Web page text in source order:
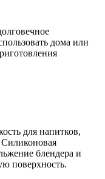
дома или
для напитков,
Силиконовая
блендера и
поверхность.